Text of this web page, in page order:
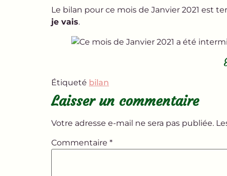
Le bilan pour ce mois de Janvier 2021 est
je vais.
Étiqueté bilan
Laisser un commentaire
Votre adresse e-mail ne sera pas publiée.
Commentaire *